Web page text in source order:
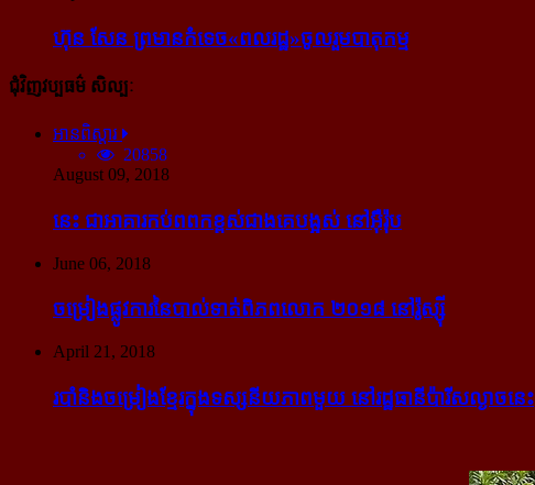
ហ៊ុន សែន ព្រមាន​កំទេច​«ពលរដ្ឋ»​ចូលរួម​បាតុកម្ម
ជុំវិញវប្បធម៌ សិល្បៈ
អានពិស្ដារ
20858
August 09, 2018
នេះ ជា​អាគារ​កប់​ពពក​ខ្ពស់​ជាង​គេ​បង្អស់ នៅ​អ៊ឺរ៉ុប
June 06, 2018
ចម្រៀង​ផ្លូវការ​នៃ​បាល់ទាត់​ពិភពលោក ២០១៨ នៅ​រ៉ូស្ស៊ី
April 21, 2018
របាំ​និង​ចម្រៀង​ខ្មែរ​ក្នុង​ទស្សនីយភាព​មួយ នៅ​រដ្ឋធានី​ប៉ារីស​ល្ងាច​នេះ